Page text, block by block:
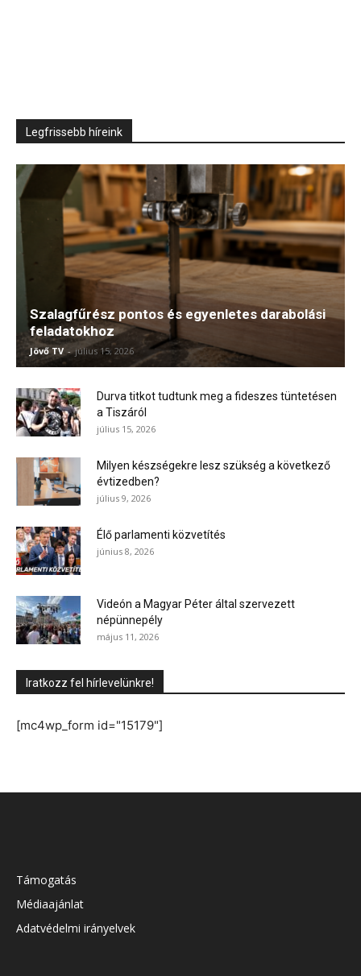
Legfrissebb híreink
Szalagfűrész pontos és egyenletes darabolási
feladatokhoz
Jövő TV - július 15, 2026
Durva titkot tudtunk meg a fideszes tüntetésen
a Tiszáról
július 15, 2026
Milyen készségekre lesz szükség a következő
évtizedben?
július 9, 2026
Élő parlamenti közvetítés
június 8, 2026
Videón a Magyar Péter által szervezett
népünnepély
május 11, 2026
Iratkozz fel hírlevelünkre!
[mc4wp_form id="15179"]
Támogatás
Médiaajánlat
Adatvédelmi irányelvek